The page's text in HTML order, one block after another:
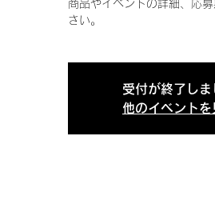
商品やイベントの詳細、応
さい。
受付が終了しま
他のイベントを